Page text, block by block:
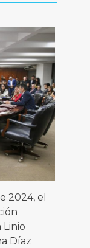
2024, el
Linio
Díaz